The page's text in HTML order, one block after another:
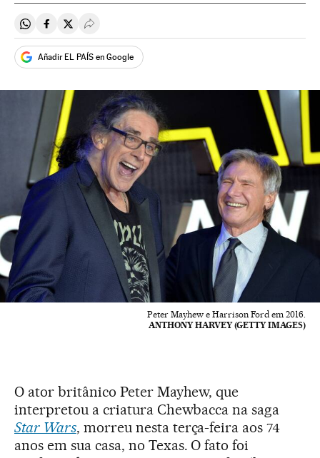
Compartir en Whatsapp
Compartir en Facebook
Compartir en Twitter
Desplegar Redes Sociales
Añadir EL PAÍS en Google
Peter Mayhew e Harrison Ford em 2016.
ANTHONY HARVEY (GETTY IMAGES)
O ator britânico Peter Mayhew, que
interpretou a criatura Chewbacca na saga
Star Wars, morreu nesta terça-feira aos 74
anos em sua casa, no Texas. O fato foi